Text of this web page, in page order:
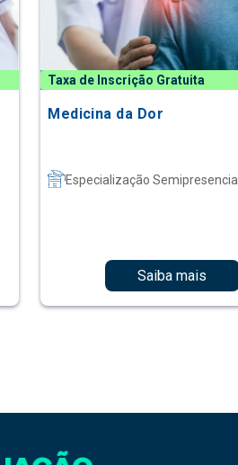
Taxa de Inscrição Gratuita
Medicina da Dor
Especialização Semipresencial
Saiba mais